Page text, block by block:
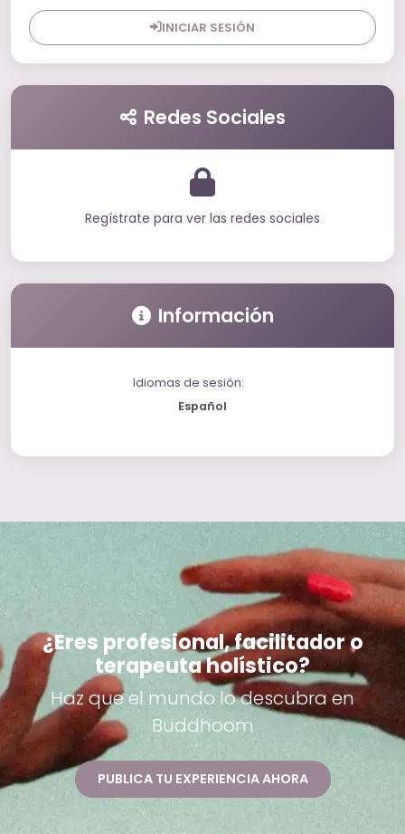
INICIAR SESIÓN
Redes Sociales
Regístrate para ver las redes sociales
Información
Idiomas de sesión:
Español
¿Eres profesional, facilitador o
terapeuta holístico?
Haz que el mundo lo descubra en
Buddhoom
PUBLICA TU EXPERIENCIA AHORA